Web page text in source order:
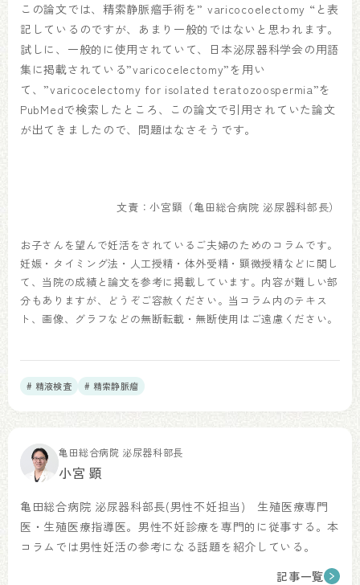
この論文では、精索静脈瘤手術を” varicocoelectomy “と表
記しているのですが、あまり一般的ではないと思われます。
試しに、一般的に使用されていて、日本泌尿器科学会の用語
集に掲載されている”varicocelectomy”を用い
て、”varicocelectomy for isolated teratozoospermia”を
PubMedで検索したところ、この論文で引用されていた論文
が出てきましたので、問題はなさそうです。
文責：小宮顕（亀田総合病院 泌尿器科部長）
お子さんを望んで妊活をされているご夫婦のためのコラムです。
妊娠・タイミング法・人工授精・体外受精・顕微授精などに関し
て、当院の成績と論文を参考に掲載しています。内容が難しい部
分もありますが、どうぞご容赦ください。当コラム内のテキス
ト、画像、グラフなどの無断転載・無断使用はご遠慮ください。
# 精液検査 # 精索静脈瘤
亀田総合病院 泌尿器科部長
小宮 顕
亀田総合病院 泌尿器科部長(男性不妊担当) 生殖医療専門
医・生殖医療指導医。男性不妊診療を専門的に従事する。本
コラムでは男性妊活の参考になる話題を紹介している。
記事一覧